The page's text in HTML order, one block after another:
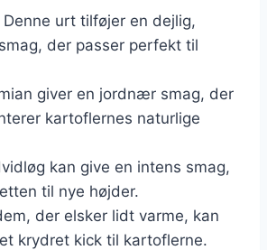
Denne urt tilføjer en dejlig,
der passer perfekt til
giver en jordnær smag, der
kartoflernes naturlige
kan give en intens smag,
til nye højder.
der elsker lidt varme, kan
krydret kick til kartoflerne.